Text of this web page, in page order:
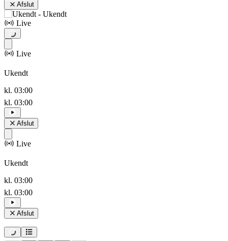
Afslut
Live
Live
Ukendt
kl. 03:00
kl. 03:00
Afslut
Live
Ukendt
kl. 03:00
kl. 03:00
Afslut